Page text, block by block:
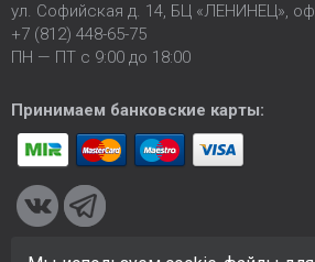
ул. Софийская д. 14, БЦ «ЛЕНИНЕЦ»,
+7 (812) 448-65-75
ПН — ПТ с 9:00 до 18:00
Принимаем банковские карты: